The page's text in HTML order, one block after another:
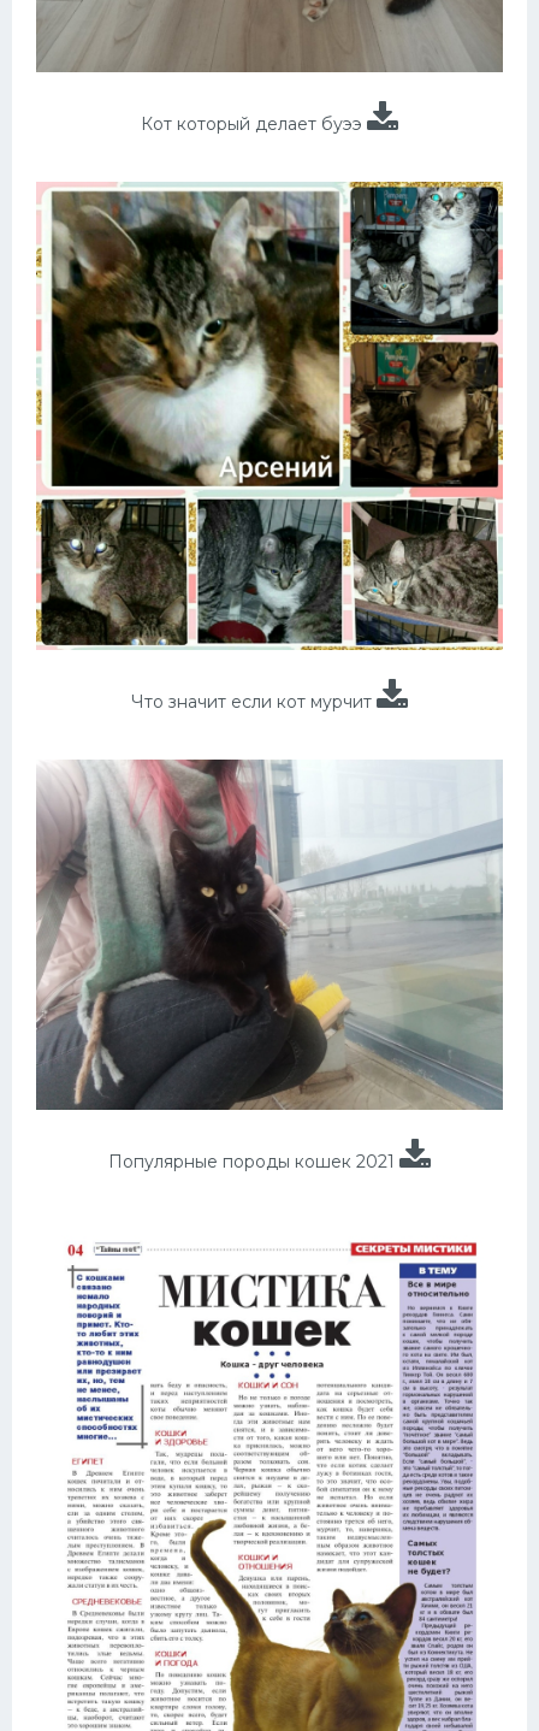
Кот который делает буээ
Что значит если кот мурчит
Популярные породы кошек 2021